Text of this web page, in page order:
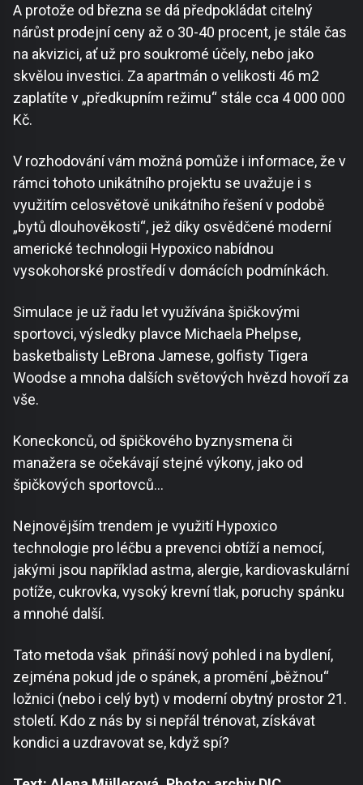
A protože od března se dá předpokládat citelný
nárůst prodejní ceny až o 30-40 procent, je stále čas
na akvizici, ať už pro soukromé účely, nebo jako
skvělou investici. Za apartmán o velikosti 46 m2
zaplatíte v „předkupním režimu“ stále cca 4 000 000
Kč.
V rozhodování vám možná pomůže i informace, že v
rámci tohoto unikátního projektu se uvažuje i s
využitím celosvětově unikátního řešení v podobě
„bytů dlouhověkosti“, jež díky osvědčené moderní
americké technologii Hypoxico nabídnou
vysokohorské prostředí v domácích podmínkách.
Simulace je už řadu let využívána špičkovými
sportovci, výsledky plavce Michaela Phelpse,
basketbalisty LeBrona Jamese, golfisty Tigera
Woodse a mnoha dalších světových hvězd hovoří za
vše.
Koneckonců, od špičkového byznysmena či
manažera se očekávají stejné výkony, jako od
špičkových sportovců…
Nejnovějším trendem je využití Hypoxico
technologie pro léčbu a prevenci obtíží a nemocí,
jakými jsou například astma, alergie, kardiovaskulární
potíže, cukrovka, vysoký krevní tlak, poruchy spánku
a mnohé další.
Tato metoda však přináší nový pohled i na bydlení,
zejména pokud jde o spánek, a promění „běžnou“
ložnici (nebo i celý byt) v moderní obytný prostor 21.
století. Kdo z nás by si nepřál trénovat, získávat
kondici a uzdravovat se, když spí?